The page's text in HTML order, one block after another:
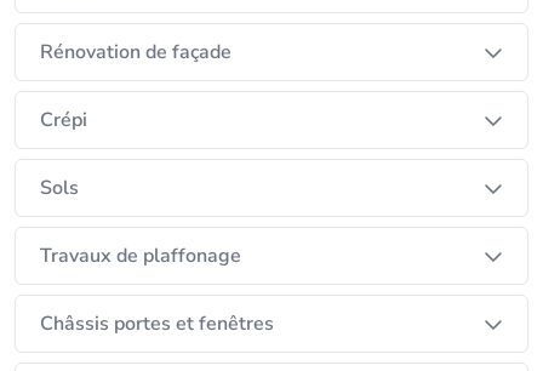
Rénovation de façade
Crépi
Sols
Travaux de plaffonage
Châssis portes et fenêtres